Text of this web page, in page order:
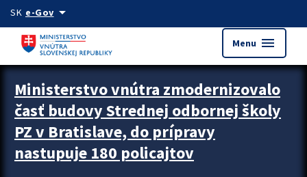
Preskocit na hlavný obsah
SK e-Govarrow_drop_down
Menu menu
Ministerstvo vnútra zmodernizovalo
časť budovy Strednej odbornej školy
PZ v Bratislave, do prípravy
nastupuje 180 policajtov